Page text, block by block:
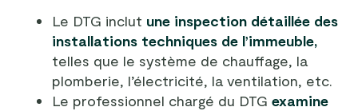
Le DTG inclut une inspection détaillée des
installations techniques de l’immeuble,
telles que le système de chauffage, la
plomberie, l’électricité, la ventilation, etc.
Le professionnel chargé du DTG examine